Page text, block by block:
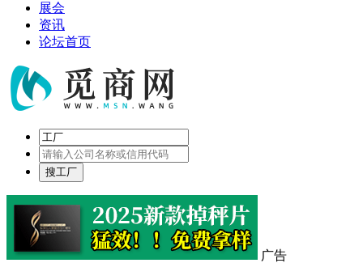
展会
资讯
论坛首页
广告